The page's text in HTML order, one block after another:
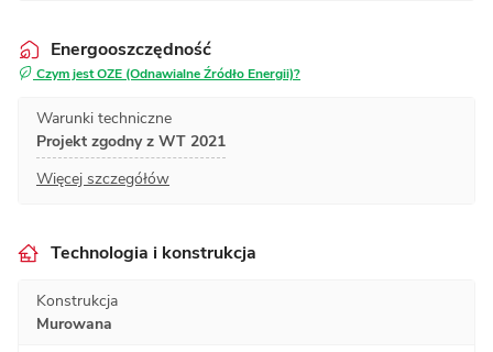
Energooszczędność
Czym jest OZE (Odnawialne Źródło Energii)?
Warunki techniczne
Projekt zgodny z WT 2021
Więcej szczegółów
Technologia i konstrukcja
Konstrukcja
Murowana